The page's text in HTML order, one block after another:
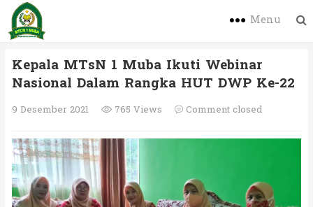
Menu
Kepala MTsN 1 Muba Ikuti Webinar
Nasional Dalam Rangka HUT DWP Ke-22
9 Desember 2021 765 Views Comment closed